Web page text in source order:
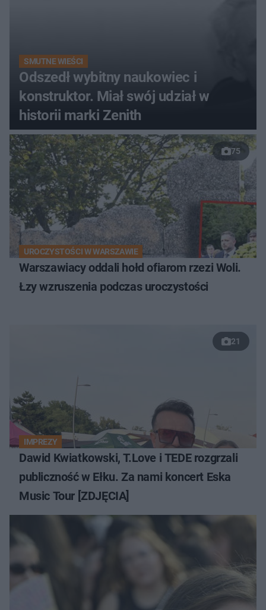
SMUTNE WIEŚCI
Odszedł wybitny naukowiec i
konstruktor. Miał swój udział w
historii marki Zenith
75
UROCZYSTOŚCI W WARSZAWIE
Warszawiacy oddali hołd ofiarom rzezi Woli.
Łzy wzruszenia podczas uroczystości
21
IMPREZY
Dawid Kwiatkowski, T.Love i TEDE rozgrzali
publiczność w Ełku. Za nami koncert Eska
Music Tour [ZDJĘCIA]